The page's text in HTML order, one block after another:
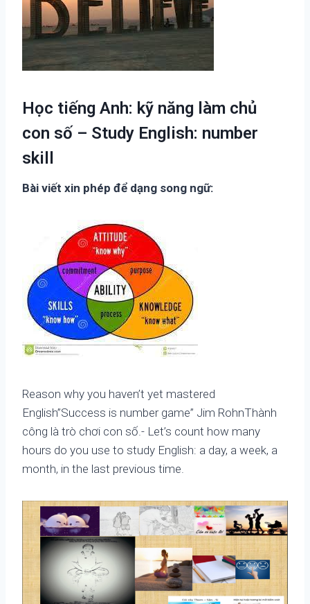
Học tiếng Anh: kỹ năng làm chủ
con số – Study English: number
skill
Bài viết xin phép để dạng song ngữ:
Reason why you haven’t yet mastered
English”Success is number game” Jim RohnThành
công là trò chơi con số.- Let’s count how many
hours do you use to study English: a day, a week, a
month, in the last previous time.